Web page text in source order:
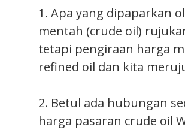
1. Apa yang dipaparkan
mentah (crude oil)
tetapi pengiraan harga
refined oil dan kita
2. Betul ada hubungan
harga pasaran crude oil